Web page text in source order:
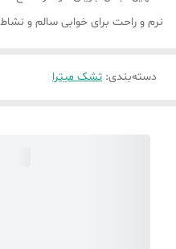
نرم و راحت برای خوابی سالم و
دسته‌بندی: تشک میترا